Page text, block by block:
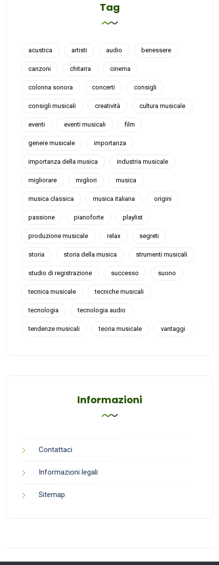
Tag
acustica artisti audio benessere
canzoni chitarra cinema
colonna sonora concerti consigli
consigli musicali creatività cultura musicale
eventi eventi musicali film
genere musicale importanza
importanza della musica industria musicale
migliorare migliori musica
musica classica musica italiana origini
passione pianoforte playlist
produzione musicale relax segreti
storia storia della musica strumenti musicali
studio di registrazione successo suono
tecnica musicale tecniche musicali
tecnologia tecnologia audio
tendenze musicali teoria musicale vantaggi
Informazioni
Contattaci
Informazioni legali
Sitemap